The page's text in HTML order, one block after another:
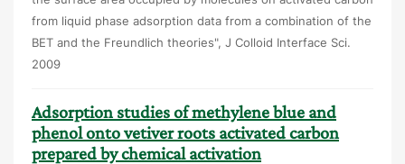
from liquid phase adsorption data from a combination of the
BET and the Freundlich theories", J Colloid Interface Sci.
2009
Adsorption studies of methylene blue and
phenol onto vetiver roots activated carbon
prepared by chemical activation